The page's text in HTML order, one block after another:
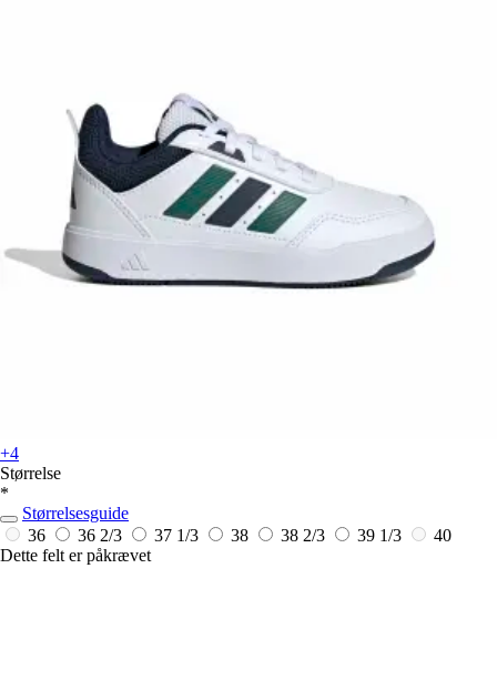
+4
Størrelse
*
Størrelsesguide
36
36 2/3 37 1/3 38 38 2/3 39 1/3
40
Dette felt er påkrævet